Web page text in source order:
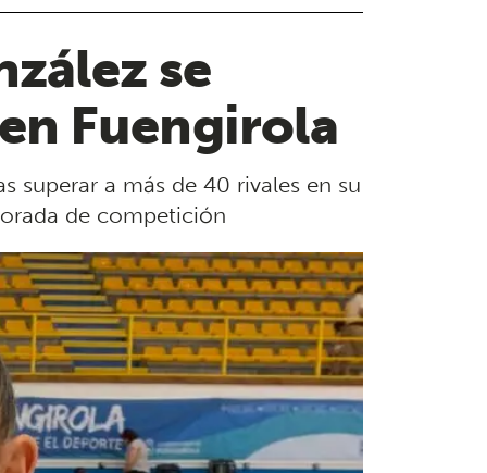
se
Fuengirola
superar a más de 40 rivales en su
de competición